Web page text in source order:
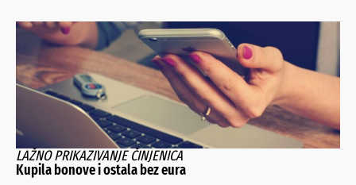
LAŽNO PRIKAZIVANJE ČINJENICA
Kupila bonove i ostala bez eura